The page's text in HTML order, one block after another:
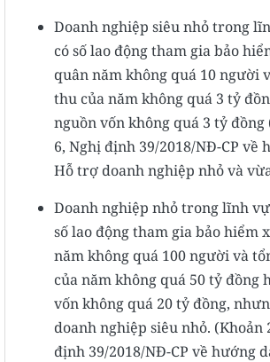
Doanh nghiệp siêu nhỏ trong
có số lao động tham gia bảo
quân năm không quá 10 người
thu của năm không quá 3 tỷ
nguồn vốn không quá 3 tỷ
6, Nghị định 39/2018/NĐ-CP về
Hỗ trợ doanh nghiệp nhỏ và
Doanh nghiệp nhỏ trong lĩnh
số lao động tham gia bảo hiểm
năm không quá 100 người và
của năm không quá 50 tỷ đồng
vốn không quá 20 tỷ đồng,
doanh nghiệp siêu nhỏ. (Khoản
định 39/2018/NĐ-CP về hướng